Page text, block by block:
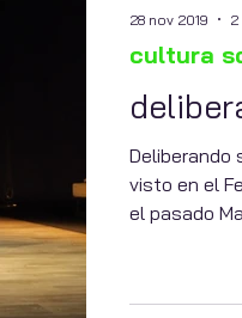
Deliberando
visto en el
el pasado
cultura
28 nov 2019